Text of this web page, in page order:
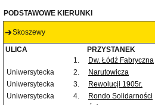
PODSTAWOWE KIERUNKI
Skoszewy
ULICA PRZYSTANEK
1.
Dw. Łódź Fabryczna
Uniwersytecka
2. Narutowicza
Uniwersytecka
3. Rewolucji 1905r.
Uniwersytecka
4. Rondo Solidarności